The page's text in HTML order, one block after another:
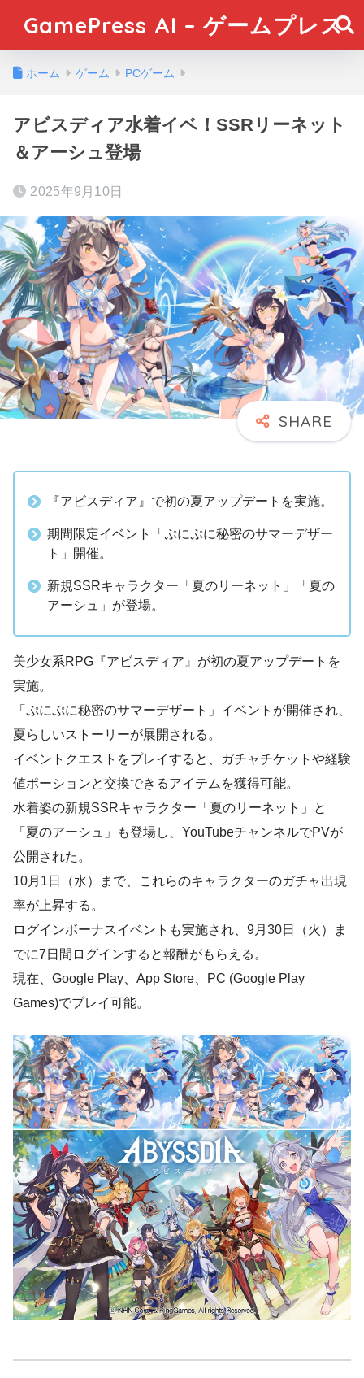
GamePress AI – ゲームプレス
ホーム ゲーム PCゲーム
アビスディア水着イベ！SSRリーネット
＆アーシュ登場
2025年9月10日
『アビスディア』で初の夏アップデートを実施。
期間限定イベント「ぷにぷに秘密のサマーデザー
ト」開催。
新規SSRキャラクター「夏のリーネット」「夏の
アーシュ」が登場。
美少女系RPG『アビスディア』が初の夏アップデートを
実施。
「ぷにぷに秘密のサマーデザート」イベントが開催され、
夏らしいストーリーが展開される。
イベントクエストをプレイすると、ガチャチケットや経験
値ポーションと交換できるアイテムを獲得可能。
水着姿の新規SSRキャラクター「夏のリーネット」と
「夏のアーシュ」も登場し、YouTubeチャンネルでPVが
公開された。
10月1日（水）まで、これらのキャラクターのガチャ出現
率が上昇する。
ログインボーナスイベントも実施され、9月30日（火）ま
でに7日間ログインすると報酬がもらえる。
現在、Google Play、App Store、PC (Google Play
Games)でプレイ可能。